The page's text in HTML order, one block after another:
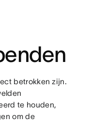
betrokken zijn.
te houden,
om de